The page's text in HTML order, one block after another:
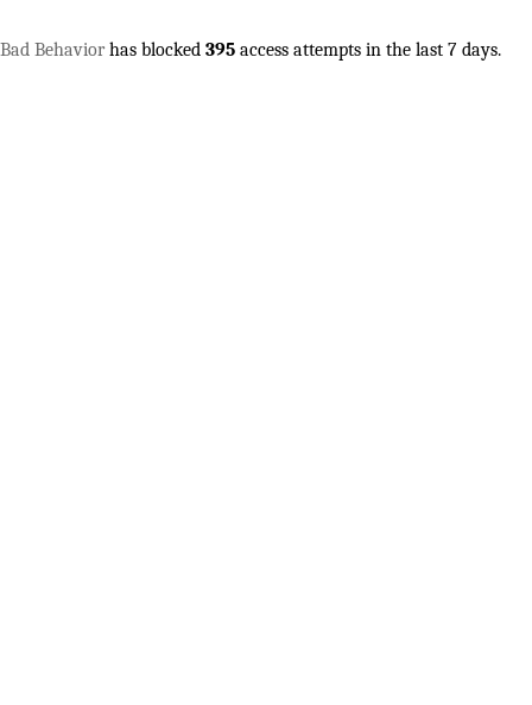
Bad Behaviorhas blocked 395 access attempts in the last 7 days.